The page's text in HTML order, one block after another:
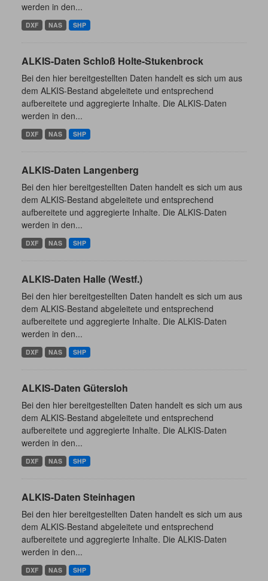
werden in den...
DXF NAS SHP
ALKIS-Daten Schloß Holte-Stukenbrock
Bei den hier bereitgestellten Daten handelt es sich um aus
dem ALKIS-Bestand abgeleitete und entsprechend
aufbereitete und aggregierte Inhalte. Die ALKIS-Daten
werden in den...
DXF NAS SHP
ALKIS-Daten Langenberg
Bei den hier bereitgestellten Daten handelt es sich um aus
dem ALKIS-Bestand abgeleitete und entsprechend
aufbereitete und aggregierte Inhalte. Die ALKIS-Daten
werden in den...
DXF NAS SHP
ALKIS-Daten Halle (Westf.)
Bei den hier bereitgestellten Daten handelt es sich um aus
dem ALKIS-Bestand abgeleitete und entsprechend
aufbereitete und aggregierte Inhalte. Die ALKIS-Daten
werden in den...
DXF NAS SHP
ALKIS-Daten Gütersloh
Bei den hier bereitgestellten Daten handelt es sich um aus
dem ALKIS-Bestand abgeleitete und entsprechend
aufbereitete und aggregierte Inhalte. Die ALKIS-Daten
werden in den...
DXF NAS SHP
ALKIS-Daten Steinhagen
Bei den hier bereitgestellten Daten handelt es sich um aus
dem ALKIS-Bestand abgeleitete und entsprechend
aufbereitete und aggregierte Inhalte. Die ALKIS-Daten
werden in den...
DXF NAS SHP